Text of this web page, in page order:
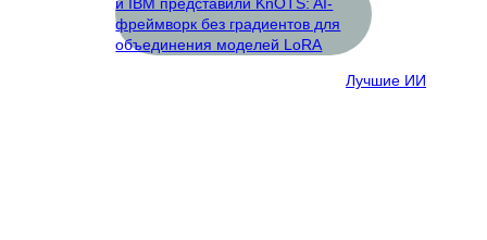
Лучшие ИИ